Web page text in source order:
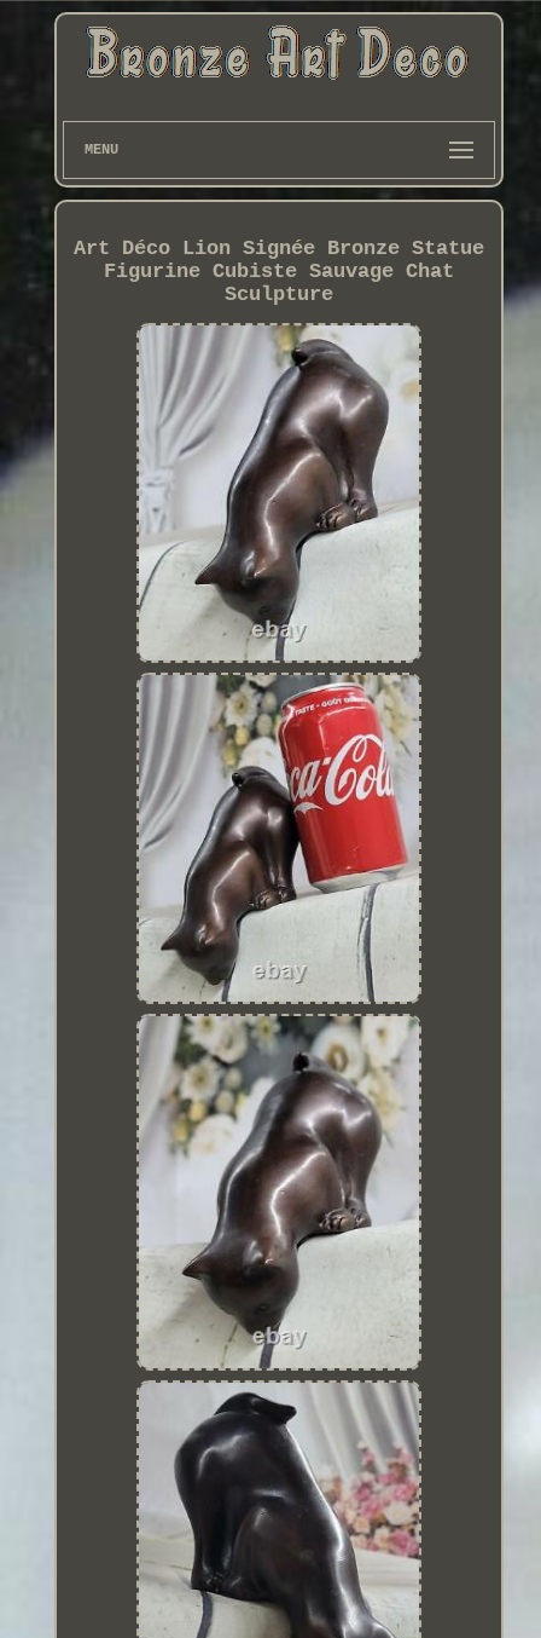
MENU
Art Déco Lion Signée Bronze Statue
Figurine Cubiste Sauvage Chat
Sculpture